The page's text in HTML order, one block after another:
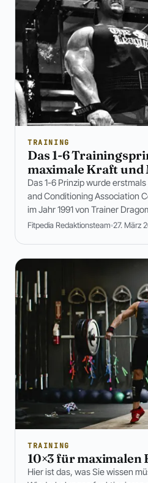
TRAINING
Das 1-6
maximale Kraft und
Das 1-6 Prinzip wurde
and Conditioning Association
im Jahr 1991 von Trainer
Fitpedia Redaktionsteam 27. März
TRAINING
10×3 für maximalen
Hier ist das, was Sie wissen